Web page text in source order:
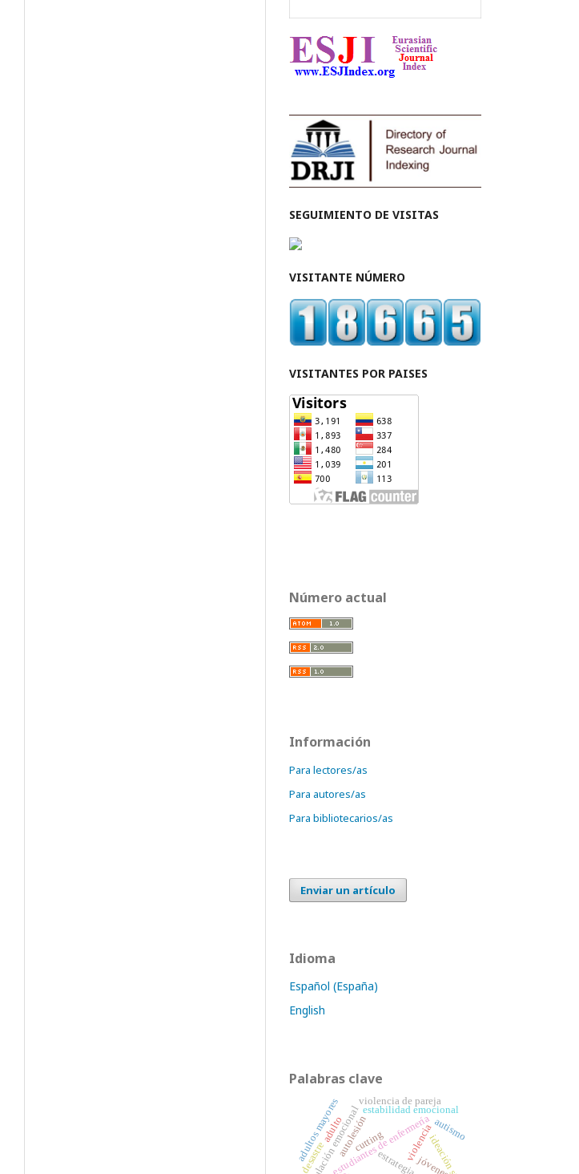
SEGUIMIENTO DE VISITAS
VISITANTE NÚMERO
VISITANTES POR PAISES
Número actual
Información
Para lectores/as
Para autores/as
Para bibliotecarios/as
Enviar un artículo
Idioma
Español (España)
English
Palabras clave
violencia
estudiantes de enfermeríajóvenes
estabilidad emocional
autolesióncutting
regulación emocional
violencia de pareja
autismo
adulto
adultos mayores
desastre